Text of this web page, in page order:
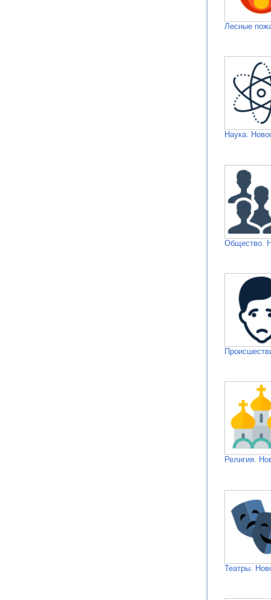
Лесные
Наука.
Общество.
Религия.
Театры.